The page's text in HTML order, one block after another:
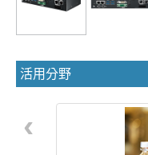
活用分野
‹